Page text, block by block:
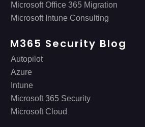
Microsoft Office 365 Migration
Microsoft Intune Consulting
M365 Security Blog
Autopilot
Azure
Intune
Microsoft 365 Security
Microsoft Cloud